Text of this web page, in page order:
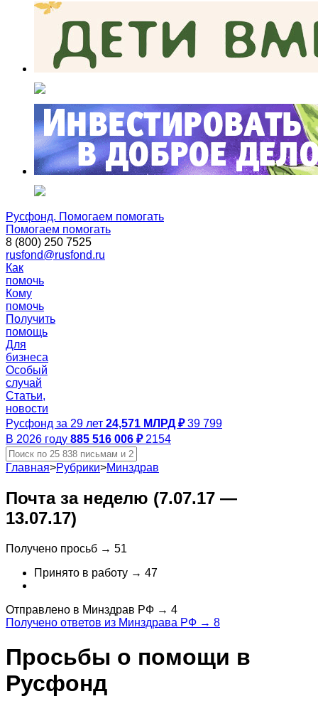
Русфонд. Помогаем помогать
Помогаем помогать
8 (800) 250 7525
rusfond@rusfond.ru
Как
помочь
Кому
помочь
Получить
помощь
Для
бизнеса
Особый
случай
Статьи,
новости
Русфонд за 29 лет 24,571 МЛРД ₽ 39 799
В 2026 году 885 516 006 ₽ 2154
Главная>Рубрики>Минздрав
Почта за неделю (7.07.17 —
13.07.17)
Получено просьб → 51
Принято в работу → 47
Отправлено в Минздрав РФ → 4
Получено ответов из Минздрава РФ → 8
Просьбы о помощи в
Русфонд